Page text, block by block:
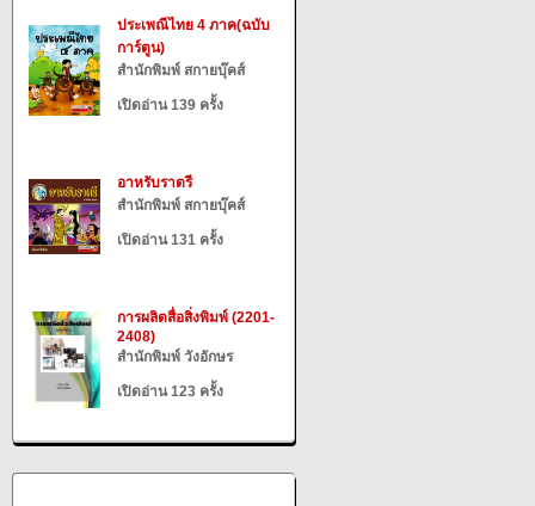
ประเพณีไทย 4 ภาค(ฉบับ
การ์ตูน)
สำนักพิมพ์ สกายบุ๊คส์
เปิดอ่าน 139 ครั้ง
อาหรับราตรี
สำนักพิมพ์ สกายบุ๊คส์
เปิดอ่าน 131 ครั้ง
การผลิตสื่อสิ่งพิมพ์ (2201-
2408)
สำนักพิมพ์ วังอักษร
เปิดอ่าน 123 ครั้ง